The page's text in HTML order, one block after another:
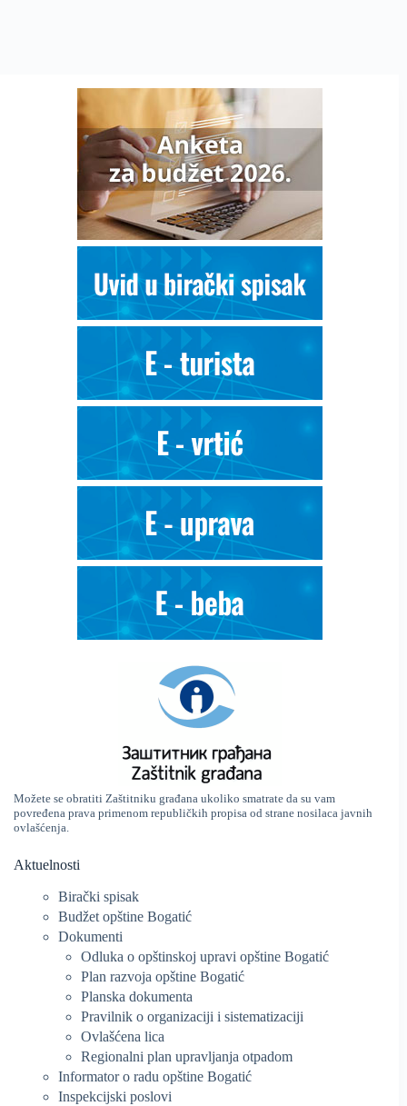
Možete se obratiti Zaštitniku građana ukoliko smatrate da su vam
povređena prava primenom republičkih propisa od strane nosilaca javnih
ovlašćenja.
Aktuelnosti
Birački spisak
Budžet opštine Bogatić
Dokumenti
Odluka o opštinskoj upravi opštine Bogatić
Plan razvoja opštine Bogatić
Planska dokumenta
Pravilnik o organizaciji i sistematizaciji
Ovlašćena lica
Regionalni plan upravljanja otpadom
Informator o radu opštine Bogatić
Inspekcijski poslovi